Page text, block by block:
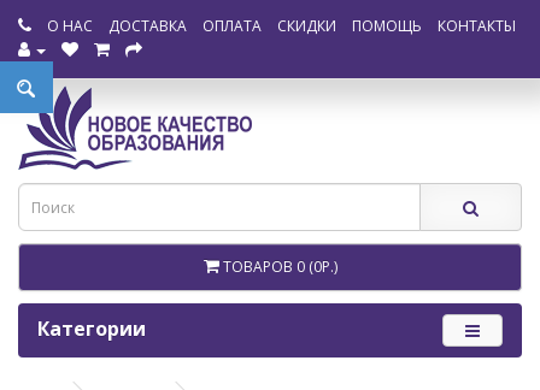
О НАС ДОСТАВКА ОПЛАТА СКИДКИ ПОМОЩЬ КОНТАКТЫ
ТОВАРОВ 0 (0Р.)
Категории